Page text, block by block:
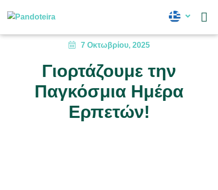
7 Οκτωβρίου, 2025
Γιορτάζουμε την
Παγκόσμια Ημέρα
Ερπετών!